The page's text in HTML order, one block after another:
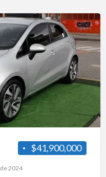
$41,900,000
2024